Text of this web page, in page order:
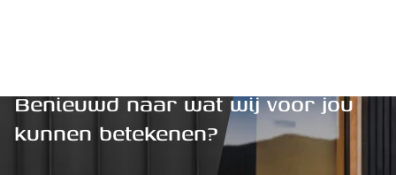
Benieuwd naar wat wij voor jou
kunnen betekenen?